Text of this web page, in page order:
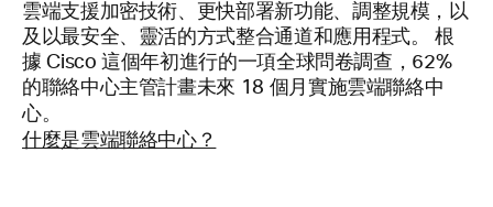
雲端支援加密技術、更快部署新功能、調整規模，以
及以最安全、靈活的方式整合通道和應用程式。 根
據 Cisco 這個年初進行的一項全球問卷調查，62%
的聯絡中心主管計畫未來 18 個月實施雲端聯絡中
心。
什麼是雲端聯絡中心？